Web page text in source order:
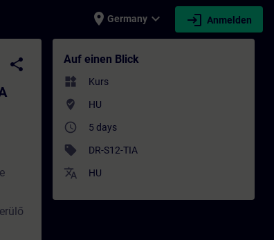
place Germany expand_more login Anmelden
- Training - Schulung -
share
Auf einen Blick
widgets Kurs
where_to_vote HU
access_time 5 days
sell DR-S12-TIA
translate HU